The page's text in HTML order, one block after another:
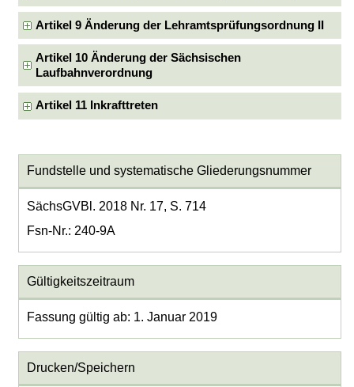
Artikel 9 Änderung der Lehramtsprüfungsordnung II
Artikel 10 Änderung der Sächsischen
Laufbahnverordnung
Artikel 11 Inkrafttreten
Fundstelle und systematische Gliederungsnummer
SächsGVBl. 2018 Nr. 17, S. 714
Fsn-Nr.: 240-9A
Gültigkeitszeitraum
Fassung gültig ab: 1. Januar 2019
Drucken/Speichern